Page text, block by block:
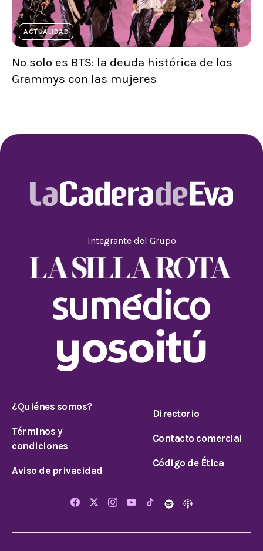
ACTUALIDAD
No solo es BTS: la deuda histórica de los
Grammys con las mujeres
Integrante del Grupo
¿Quiénes somos?
Términos y
condiciones
Aviso de privacidad
Directorio
Contacto comercial
Código de Ética